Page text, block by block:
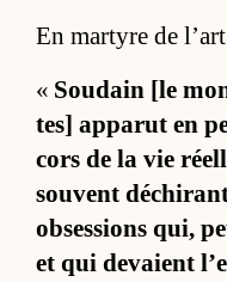
En martyre de l’art
« Sou­dain [le
tes] ap­pa­rut en
cors de la vie
sou­vent
ob­ses­sions qui,
et qui de­vaient